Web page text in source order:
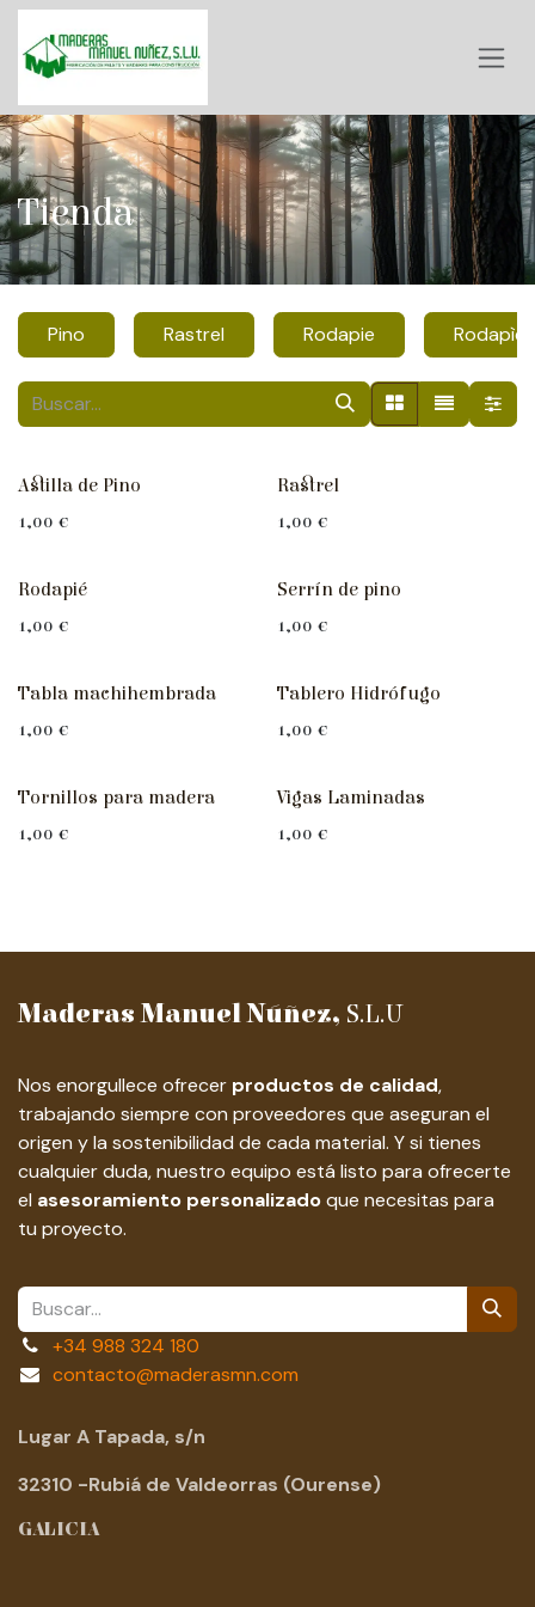
Ir al contenido
Tienda
Pino Rastrel Rodapie Rodapìé
Astilla de Pino
1,00 €
Rastrel
1,00 €
Rodapié
1,00 €
Serrín de pino
1,00 €
Tabla machihembrada
1,00 €
Tablero Hidrófugo
1,00 €
Tornillos para madera
1,00 €
Vigas Laminadas
1,00 €
Maderas Manuel Núñez, S.L.U
Nos enorgullece ofrecer productos de calidad,
trabajando siempre con proveedores que aseguran el
origen y la sostenibilidad de cada material. Y si tienes
cualquier duda, nuestro equipo está listo para ofrecerte
el asesoramiento personalizadoque necesitas para
tu proyecto.
+34 988 324 180
contacto@maderasmn.com
Lugar A Tapada, s/n
32310 -Rubiá de Valdeorras (Ourense)
GALICIA